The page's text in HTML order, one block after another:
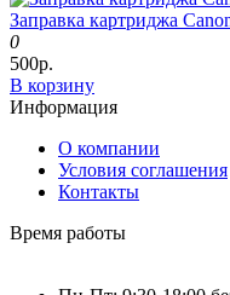
Заправка картриджа
0
500р.
В корзину
Информация
О компании
Условия соглашения
Контакты
Время работы